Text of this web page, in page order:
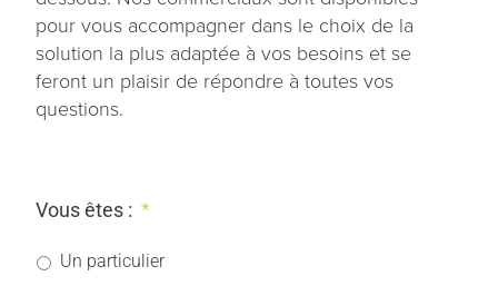
pour vous accompagner dans le choix de la
solution la plus adaptée à vos besoins et se
feront un plaisir de répondre à toutes vos
questions.
Vous êtes : *
Un particulier